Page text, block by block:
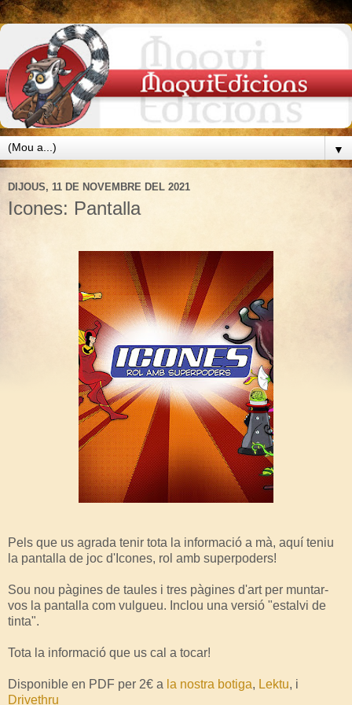
▼
DIJOUS, 11 DE NOVEMBRE DEL 2021
Icones: Pantalla
Pels que us agrada tenir tota la informació a mà, aquí teniu
la pantalla de joc d'Icones, rol amb superpoders!
Sou nou pàgines de taules i tres pàgines d'art per muntar-
vos la pantalla com vulgueu. Inclou una versió "estalvi de
tinta".
Tota la informació que us cal a tocar!
Disponible en PDF per 2€ a la nostra botiga, Lektu, i
Drivethru